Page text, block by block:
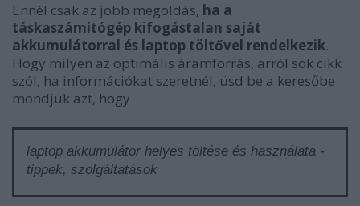
Ennél csak az jobb megoldás, ha a
táskaszámítógép kifogástalan saját
akkumulátorral és laptop töltővel rendelkezik.
Hogy milyen az optimális áramforrás, arról sok cikk
szól, ha információkat szeretnél, üsd be a keresőbe
mondjuk azt, hogy
laptop akkumulátor helyes töltése és használata -
tippek, szolgáltatások